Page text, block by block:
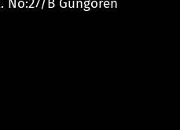
No:27/B Güngören